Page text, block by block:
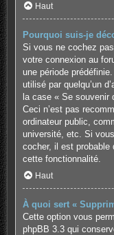
Haut
Pourquoi suis-je
Si vous ne cochez
votre connexion au
une période
utilisé par quelqu’un
la case « Se souvenir
Ceci n’est pas
ordinateur public,
université, etc. Si
cocher, il est probable
cette fonctionnalité.
Haut
À quoi sert «
Cette option vous
phpBB 3.3 qui